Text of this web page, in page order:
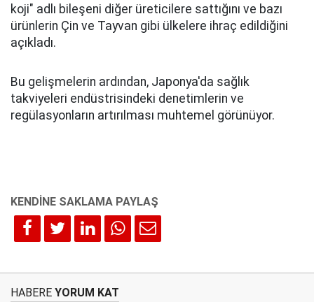
koji" adlı bileşeni diğer üreticilere sattığını ve bazı
ürünlerin Çin ve Tayvan gibi ülkelere ihraç edildiğini
açıkladı.
Bu gelişmelerin ardından, Japonya'da sağlık
takviyeleri endüstrisindeki denetimlerin ve
regülasyonların artırılması muhtemel görünüyor.
HABERE YORUM KAT